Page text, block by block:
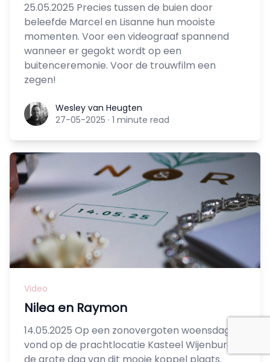
25.05.2025 Precies tussen de buien door
beleefde Marcel en Lisanne hun mooiste
momenten. Voor een videograaf spannend
wanneer er gegokt wordt op een
buitenceremonie. Voor de trouwfilm een
zegen!
Wesley van Heugten
Wesley van Heugten
27-05-2025 · 1 minute read
Video
Nilea en Raymon
14.05.2025 Op een zonovergoten woensdag
vond op de prachtlocatie Kasteel Wijenburg